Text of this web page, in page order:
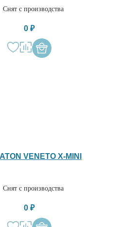
Снят с производства
0 ₽
VENETO X-MINI
Снят с производства
0 ₽